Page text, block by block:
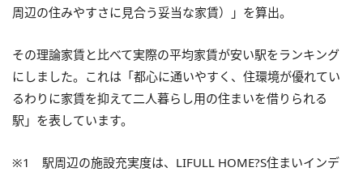
周辺の住みやすさに見合う妥当な家賃）」を算出。
その理論家賃と比べて実際の平均家賃が安い駅をランキング
にしました。これは「都心に通いやすく、住環境が優れてい
るわりに家賃を抑えて二人暮らし用の住まいを借りられる
駅」を表しています。
※1 駅周辺の施設充実度は、LIFULL HOME?S住まいインデ